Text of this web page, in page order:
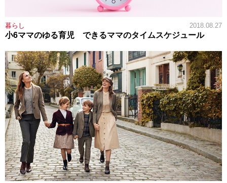
暮らし 2018.08.27
小6ママのゆる育児 できるママのタイムスケジュール